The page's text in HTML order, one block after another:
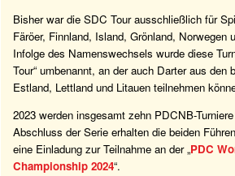
Bisher war die SDC Tour ausschließlich für
Färöer, Finnland, Island, Grönland, Norwegen
Infolge des Namenswechsels wurde diese
Tour“ umbenannt, an der auch Darter aus den
Estland, Lettland und Litauen teilnehmen
2023 werden insgesamt zehn PDCNB-
Abschluss der Serie erhalten die beiden
eine Einladung zur Teilnahme an der „PDC
Championship 2024“.